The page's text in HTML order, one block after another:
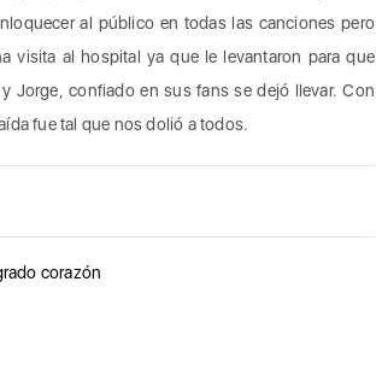
al público en todas las canciones pero
visita al hospital ya que le levantaron para que
Jorge, confiado en sus fans se dejó llevar. Con
fue tal que nos dolió a todos.
corazón